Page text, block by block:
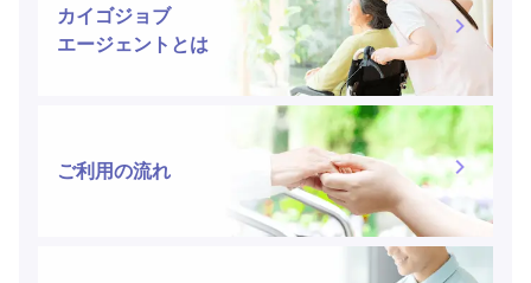
カイゴジョブ
エージェントとは
ご利用の流れ